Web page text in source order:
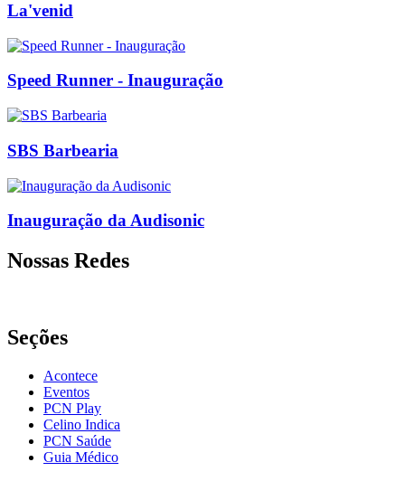
La'venid
Speed Runner - Inauguração
SBS Barbearia
Inauguração da Audisonic
Nossas Redes
Seções
Acontece
Eventos
PCN Play
Celino Indica
PCN Saúde
Guia Médico